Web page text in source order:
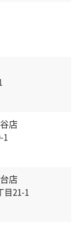
店
店
目21-1